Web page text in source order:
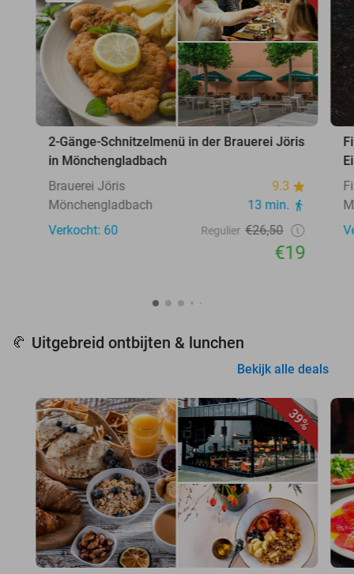
2-Gänge-Schnitzelmenü in der Brauerei Jöris
in Mönchengladbach
Brauerei Jöris
9.3
Mönchengladbach
13 min.
Verkocht: 60
Regulier €26,50
€19
🥐 Uitgebreid ontbijten & lunchen
Bekijk alle deals
39%